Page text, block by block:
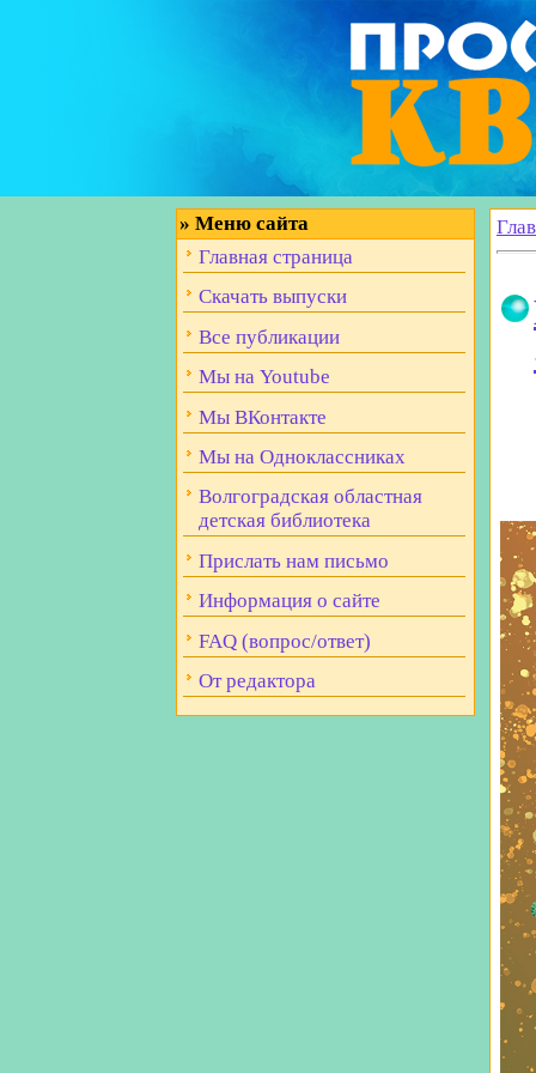
» Меню сайта
Главная страница
Скачать выпуски
Все публикации
Мы на Youtube
Мы ВКонтакте
Мы на Одноклассниках
Волгоградская областная
детская библиотека
Прислать нам письмо
Информация о сайте
FAQ (вопрос/ответ)
От редактора